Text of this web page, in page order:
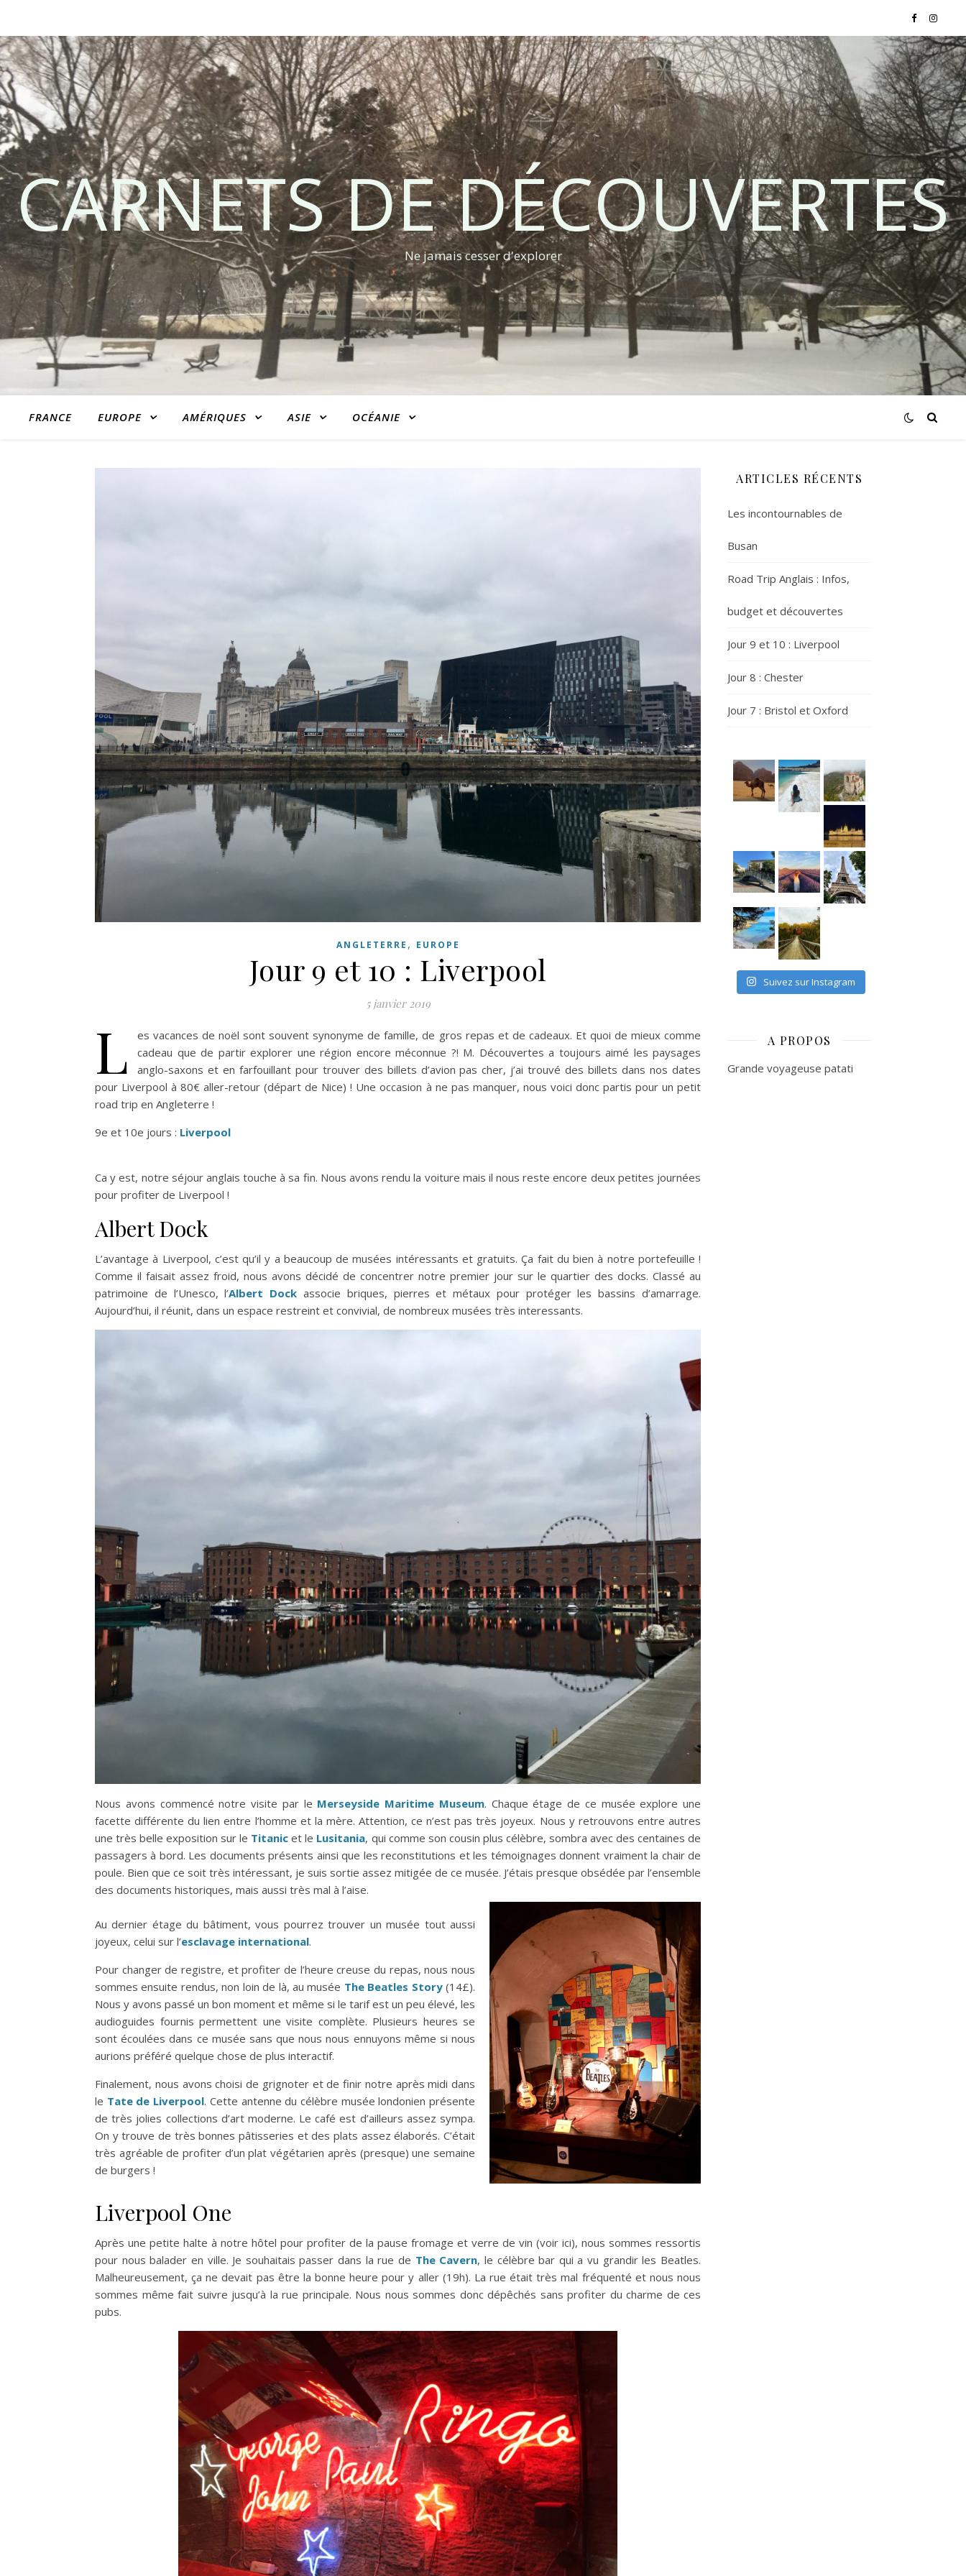
CARNETS DE DÉCOUVERTES
Ne jamais cesser d'explorer
FRANCE EUROPE AMÉRIQUES ASIE OCÉANIE
ANGLETERRE , EUROPE
Jour 9 et 10 : Liverpool
5 janvier 2019
L
es vacances de noël sont souvent synonyme de famille, de gros repas et de cadeaux. Et quoi de mieux comme
cadeau que de partir explorer une région encore méconnue ?! M. Découvertes a toujours aimé les paysages
anglo-saxons et en farfouillant pour trouver des billets d’avion pas cher, j’ai trouvé des billets dans nos dates
pour Liverpool à 80€ aller-retour (départ de Nice) ! Une occasion à ne pas manquer, nous voici donc partis pour un petit
road trip en Angleterre !
9e et 10e jours : Liverpool
Ca y est, notre séjour anglais touche à sa fin. Nous avons rendu la voiture mais il nous reste encore deux petites journées
pour profiter de Liverpool !
Albert Dock
L’avantage à Liverpool, c’est qu’il y a beaucoup de musées intéressants et gratuits. Ça fait du bien à notre portefeuille !
Comme il faisait assez froid, nous avons décidé de concentrer notre premier jour sur le quartier des docks. Classé au
patrimoine de l’Unesco, l’Albert Dock associe briques, pierres et métaux pour protéger les bassins d’amarrage.
Aujourd’hui, il réunit, dans un espace restreint et convivial, de nombreux musées très interessants.
Nous avons commencé notre visite par le Merseyside Maritime Museum. Chaque étage de ce musée explore une
facette différente du lien entre l’homme et la mère. Attention, ce n’est pas très joyeux. Nous y retrouvons entre autres
une très belle exposition sur le Titanic et le Lusitania, qui comme son cousin plus célèbre, sombra avec des centaines de
passagers à bord. Les documents présents ainsi que les reconstitutions et les témoignages donnent vraiment la chair de
poule. Bien que ce soit très intéressant, je suis sortie assez mitigée de ce musée. J’étais presque obsédée par l’ensemble
des documents historiques, mais aussi très mal à l’aise.
Au dernier étage du bâtiment, vous pourrez trouver un musée tout aussi
joyeux, celui sur l’esclavage international.
Pour changer de registre, et profiter de l’heure creuse du repas, nous nous
sommes ensuite rendus, non loin de là, au musée The Beatles Story(14£).
Nous y avons passé un bon moment et même si le tarif est un peu élevé, les
audioguides fournis permettent une visite complète. Plusieurs heures se
sont écoulées dans ce musée sans que nous nous ennuyons même si nous
aurions préféré quelque chose de plus interactif.
Finalement, nous avons choisi de grignoter et de finir notre après midi dans
le Tate de Liverpool. Cette antenne du célèbre musée londonien présente
de très jolies collections d’art moderne. Le café est d’ailleurs assez sympa.
On y trouve de très bonnes pâtisseries et des plats assez élaborés. C’était
très agréable de profiter d’un plat végétarien après (presque) une semaine
de burgers !
Liverpool One
Après une petite halte à notre hôtel pour profiter de la pause fromage et verre de vin (voir ici), nous sommes ressortis
pour nous balader en ville. Je souhaitais passer dans la rue de The Cavern, le célèbre bar qui a vu grandir les Beatles.
Malheureusement, ça ne devait pas être la bonne heure pour y aller (19h). La rue était très mal fréquenté et nous nous
sommes même fait suivre jusqu’à la rue principale. Nous nous sommes donc dépêchés sans profiter du charme de ces
pubs.
ARTICLES RÉCENTS
Les incontournables de
Busan
Road Trip Anglais : Infos,
budget et découvertes
Jour 9 et 10 : Liverpool
Jour 8 : Chester
Jour 7 : Bristol et Oxford
Suivez sur Instagram
A PROPOS
Grande voyageuse patati